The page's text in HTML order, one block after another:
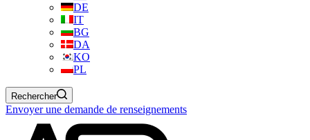
DE
IT
BG
DA
KO
PL
Rechercher
Envoyer une demande de renseignements